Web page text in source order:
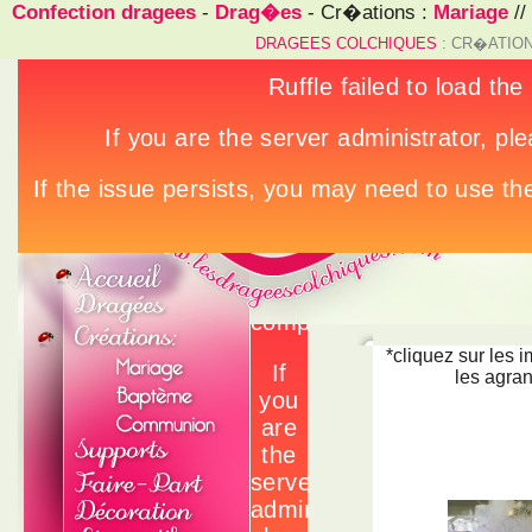
Confection dragees - Drag�es - Cr�ations : Mariage //
DRAGEES COLCHIQUES :
*cliquez sur les
les